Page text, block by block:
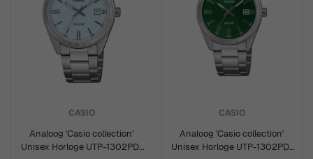
CASIO
Analoog 'Casio collection'
Unisex Horloge UTP-1302PD-
CASIO
Analoog 'Casio collection'
Unisex Horloge UTP-1302PD-